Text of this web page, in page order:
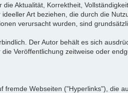
Aktualität, Korrektheit,
Art beziehen, die durch die
verursacht wurden, sind
Der Autor behält es sich
Veröffentlichung zeitweise oder
fremde Webseiten ("Hyperlinks"), die